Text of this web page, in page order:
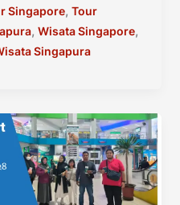
Singapore, Tour
, Wisata Singapore,
Singapura